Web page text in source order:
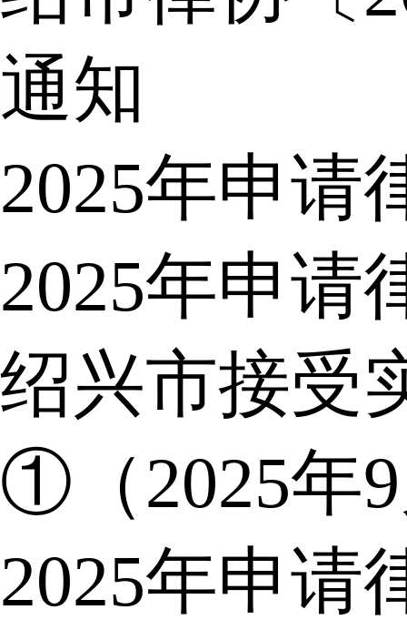
通知
2025年申请
2025年申请
绍兴市接受
①（2025年
2025年申请